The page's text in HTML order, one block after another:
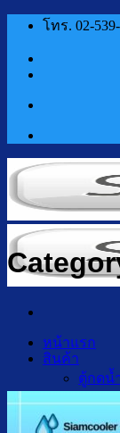
ข้าม
โทร. 02-
หน้าแรก
สินค้า
ตู้กดน้